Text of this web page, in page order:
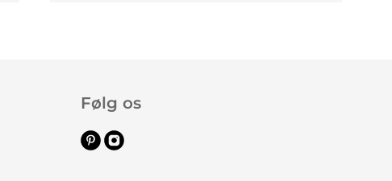
Følg os